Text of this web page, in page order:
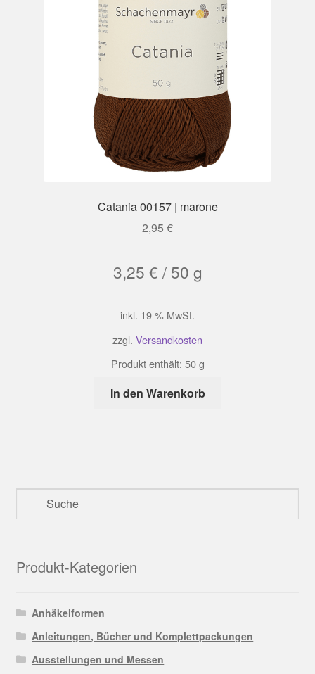
Catania 00157 | marone
2,95 €
3,25 € /50 g
inkl. 19 % MwSt.
zzgl. Versandkosten
Produkt enthält: 50g
In den Warenkorb
Produkt-Kategorien
Anhäkelformen
Anleitungen, Bücher und Komplettpackungen
Ausstellungen und Messen